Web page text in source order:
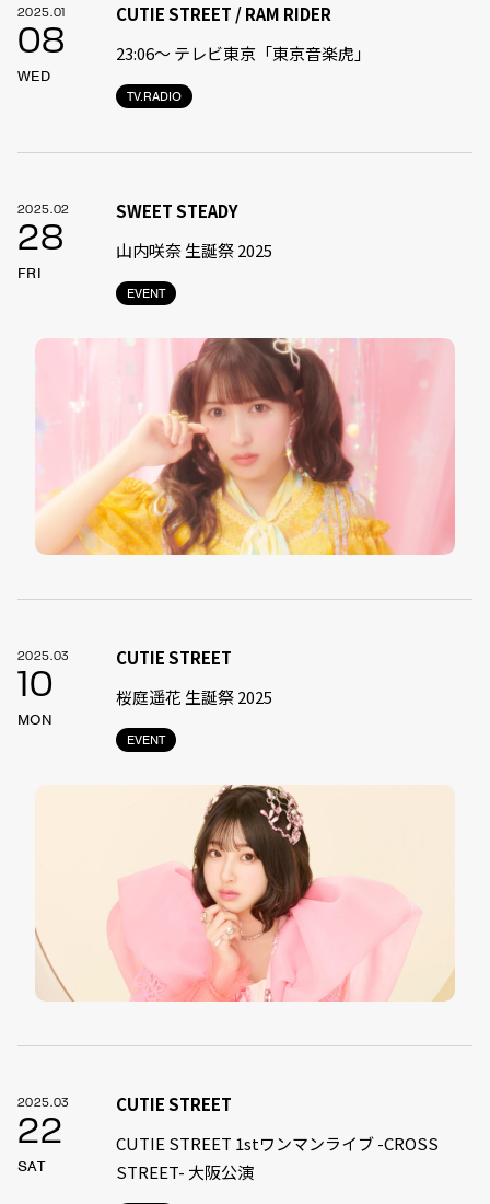
2025.01
08
WED
TV.RADIO
CUTIE STREET / RAM RIDER
23:06〜 テレビ東京「東京音楽虎」
2025.02
28
FRI
EVENT
SWEET STEADY
山内咲奈 生誕祭 2025
2025.03
10
MON
EVENT
CUTIE STREET
桜庭遥花 生誕祭 2025
2025.03
22
SAT
CUTIE STREET
CUTIE STREET 1stワンマンライブ -CROSS
STREET- 大阪公演